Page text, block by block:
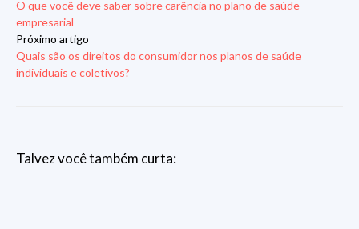
O que você deve saber sobre carência no plano de saúde
empresarial
Próximo artigo
Quais são os direitos do consumidor nos planos de saúde
individuais e coletivos?
Talvez você também curta: